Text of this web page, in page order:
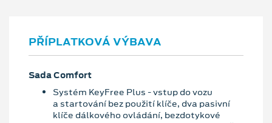
PŘÍPLATKOVÁ VÝBAVA
Sada Comfort
Systém KeyFree Plus - vstup do vozu
a startování bez použití klíče, dva pasivní
klíče dálkového ovládání, bezdotykové